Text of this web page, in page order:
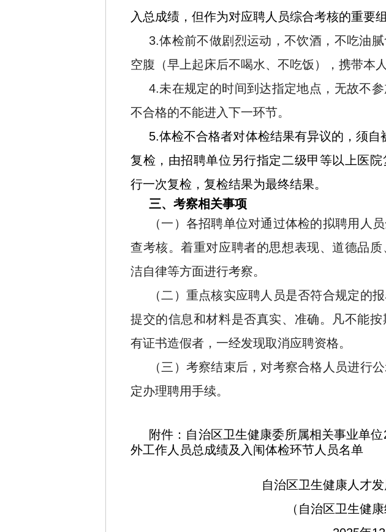
入总成绩，但作为对应聘人员综合考核的重要组
3.体检前不做剧烈运动，不饮酒，不吃油
空腹（早上起床后不喝水、不吃饭），携带本
4.未在规定的时间到达指定地点，无故不
不合格的不能进入下一环节。
5.体检不合格者对体检结果有异议的，须
复检，由招聘单位另行指定二级甲等以上医
行一次复检，复检结果为最终结果。
三、考察相关事项
（一）各招聘单位对通过体检的拟聘用人
查考核。着重对应聘者的思想表现、道德品
洁自律等方面进行考察。
（二）重点核实应聘人员是否符合规定的
提交的信息和材料是否真实、准确。凡不能
有证书造假者，一经发现取消应聘资格。
（三）考察结束后，对考察合格人员进行
定办理聘用手续。
附件： 自治区卫生健康委所属相关事业单
外工作人员总成绩及入闱体检环节人员名单
自治区卫生健康人才
（自治区卫生健康统